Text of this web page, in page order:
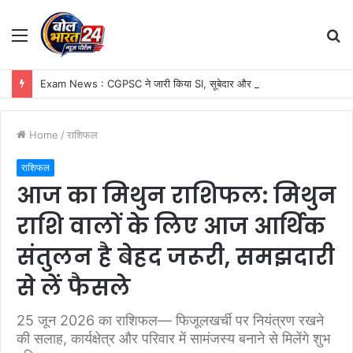
Menu
Home / राशिफल
राशिफल
आज का मिथुन राशिफल: मिथुन
राशि वालों के लिए आज आर्थिक
संतुलन है बेहद जरूरी, समझदारी
से लें फैसले
25 जून 2026 का राशिफल— फिजूलखर्ची पर नियंत्रण रखने
की सलाह, कार्यक्षेत्र और परिवार में सामंजस्य बनाने से मिलेंगे शुभ